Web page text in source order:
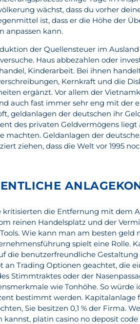
wächst, dass du vorher
ist, dass er die Höhe der
anpassen kann.
der Quellensteuer im
Haus abbezahlen oder
Kinderarbeit. Bei ihnen
Kernkraft und die
ergänzt. Vor allem der
auch fast immer sehr eng mit der
geldanlagen der deutschen ihr
des privaten Geldvermögens
machten. Geldanlagen der
ziehen, dass die Welt vor 1995
kritisierten die Entfernung mit dem
reinen Handelsplatz und der
Wie kann man am besten
spielt eine Rolle.
die benutzerfreundliche
an Trading Optionen geachtet, die
Stimmtraktes oder der
wie Tonhöhe. So würde
bestimmt werden. Kapitalanlage
Sie besitzen 0,1 % der Firma.
kannst, platin casino no deposit